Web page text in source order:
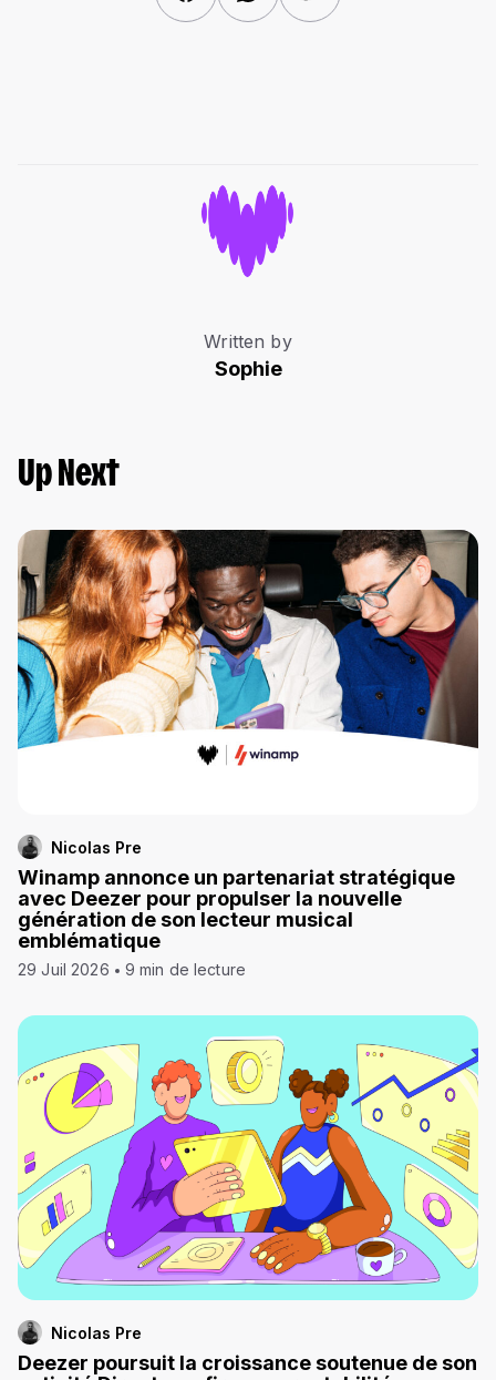
Written by
Sophie
Up Next
Nicolas Pre
Winamp annonce un partenariat stratégique
avec Deezer pour propulser la nouvelle
génération de son lecteur musical
emblématique
29 Juil 2026 9 min de lecture
Nicolas Pre
Deezer poursuit la croissance soutenue de son